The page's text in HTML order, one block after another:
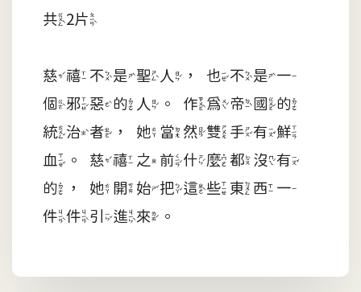
共2片
慈禧不是聖人，也不是一
個邪惡的人。作為帝國的
統治者，她當然雙手有鮮
血。慈禧之前什麼都沒有
的，她開始把這些東西一
件件引進來。